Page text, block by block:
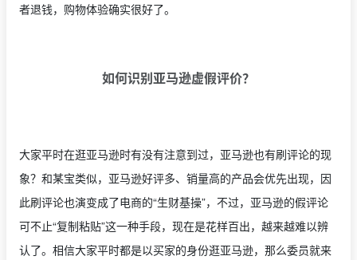
者退钱，购物体验确实很好了。
如何识别亚马逊虚假评价？
大家平时在逛亚马逊时有没有注意到过，亚马逊也有刷评论的现
象？和某宝类似，亚马逊好评多、销量高的产品会优先出现，因
此刷评论也演变成了电商的“生财基操”，不过，亚马逊的假评论
可不止“复制粘贴”这一种手段，现在是花样百出，越来越难以辨
认了。相信大家平时都是以买家的身份逛亚马逊，那么委员就来